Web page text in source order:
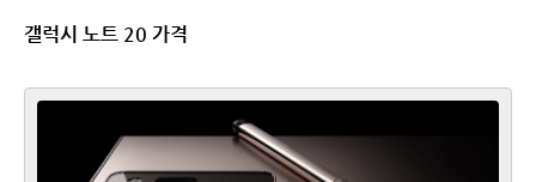
갤럭시 노트 20 가격